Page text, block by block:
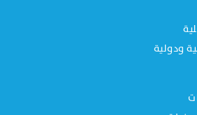
ودولية